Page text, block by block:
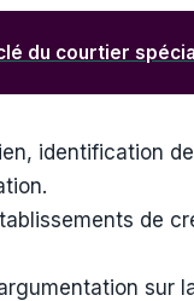
du courtier
identification
de
sur